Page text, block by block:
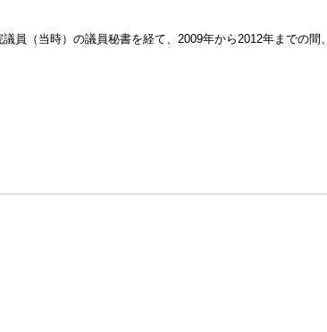
員（当時）の議員秘書を経て、2009年から2012年までの間、